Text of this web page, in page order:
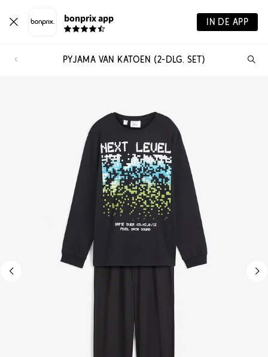
bonprix app IN DE APP
PYJAMA VAN KATOEN (2-DLG. SET)